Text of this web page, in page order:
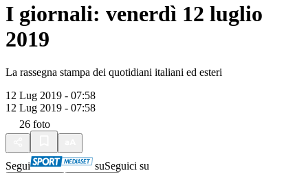
I giornali: venerdì 12 luglio
2019
La rassegna stampa dei quotidiani italiani ed esteri
12 Lug 2019 - 07:58
12 Lug 2019 - 07:58
26 foto
Segui suSeguici su